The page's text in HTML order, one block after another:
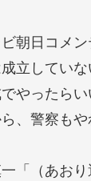
朝日コメン
成立してい
やったら
、警察もや
「（あお